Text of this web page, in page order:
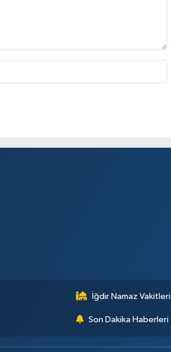
İğdir Namaz Vakitleri
Son Dakika Haberleri